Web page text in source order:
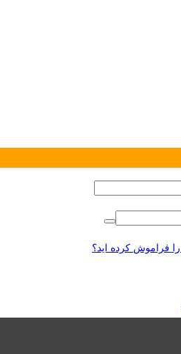
فراموش کرده اید؟